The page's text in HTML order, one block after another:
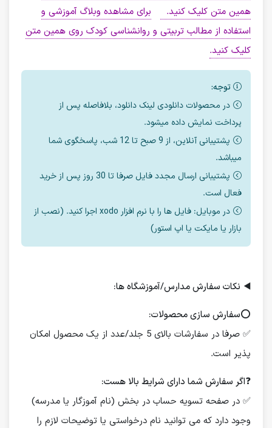
همین متن کلیک کنید.
برای مشاهده وبلاگ آموزشی و
استفاده از مطالب تربیتی و روانشناسی کودک روی همین متن
کلیک کنید.
توجه:
در محصولات دانلودی لینک دانلود، بلافاصله پس از
پرداخت نمایش داده میشود.
پشتیبانی آنلاین، از 9 صبح تا 12 شب، پاسخگوی شما
میباشد.
پشتیبانی ارسال مجدد فایل صرفا تا 30 روز پس از خرید
فعال است.
در موبایل: فایل ها را با نرم افزار xodo اجرا کنید. (نصب از
بازار یا مایکت یا اپ استور)
◀️ نکات سفارش مدارس/آموزشگاه ها:
⭕️سفارش سازی محصولات:
✅ صرفا در سفارشات بالای 5 جلد/عدد از یک محصول امکان
پذیر است.
❓اگر سفارش شما دارای شرایط بالا هست:
✅ در صفحه تسویه حساب در بخش (نام آموزگار یا مدرسه)
وجود دارد که می توانید نام درخواستی یا توضیحات لازم را